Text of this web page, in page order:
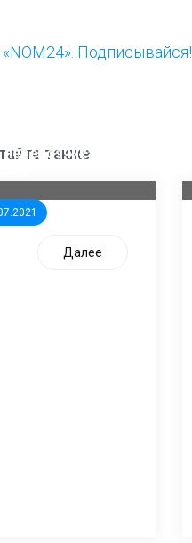
Подписывайся!
также
перевозчика для
Далее